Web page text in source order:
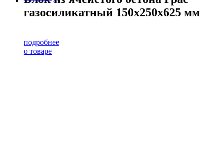
газосиликатный 150х250х625 мм
подробнее
о товаре